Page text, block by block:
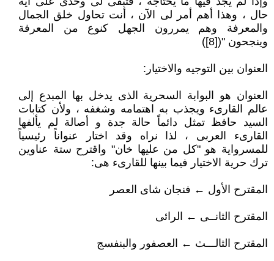
حال ، وهذا أهم أمر لى الآن ، أنت تحاول خلق الجمال
والمعرفة وهم يمررون الجهل كنوع من المعرفة
وينجحون "([8])
العنوان بين التوجيه والاختيار:
العنوان هو البوابة السحرية الذى يدخل بها المبدع إلى
عالم القارىء ويجذب به اهتمامه وشغفه ، ولأن كتابات
السيد حافظ تمثل دائماً حالة جدة و أصالة لم يألفها
القارىء العربى ، لذا نراه وقد اختار عنواناً رئيسياً
للمسرواية هو "كل من عليها خان" واقترح ستة عناوين
ترك حرية الاختيار فيما بينها للقارىء هى:
المقترح الأول ← فنجان شاى العصر
المقترح الثانــى ← الرائى
المقترح الثالـــث ← العصفور والبنفسج